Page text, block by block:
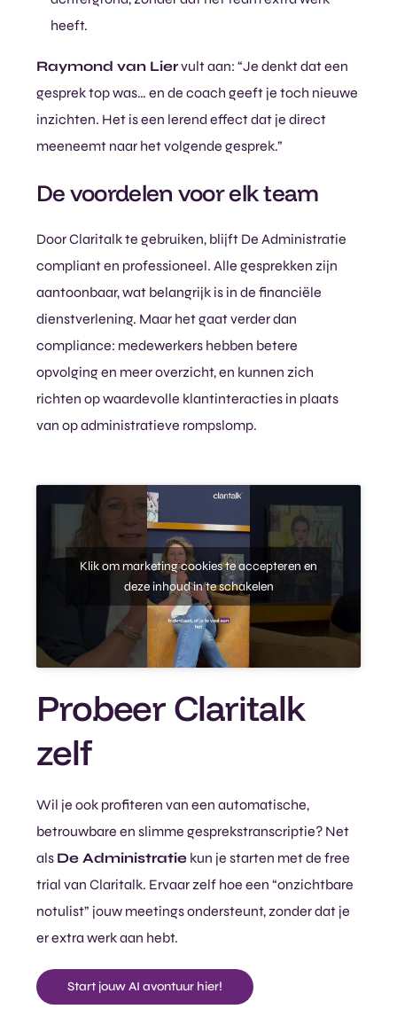
heeft.
Raymond van Liervult aan: “Je denkt dat een
gesprek top was… en de coach geeft je toch nieuwe
inzichten. Het is een lerend effect dat je direct
meeneemt naar het volgende gesprek.”
De voordelen voor elk team
Door Claritalk te gebruiken, blijft De Administratie
compliant en professioneel. Alle gesprekken zijn
aantoonbaar, wat belangrijk is in de financiële
dienstverlening. Maar het gaat verder dan
compliance: medewerkers hebben betere
opvolging en meer overzicht, en kunnen zich
richten op waardevolle klantinteracties in plaats
van op administratieve rompslomp.
Klik om marketing cookies te accepteren en
deze inhoud in te schakelen
Probeer Claritalk
zelf
Wil je ook profiteren van een automatische,
betrouwbare en slimme gesprekstranscriptie? Net
als De Administratiekun je starten met de free
trial van Claritalk. Ervaar zelf hoe een “onzichtbare
notulist” jouw meetings ondersteunt, zonder dat je
er extra werk aan hebt.
Start jouw AI avontuur hier!